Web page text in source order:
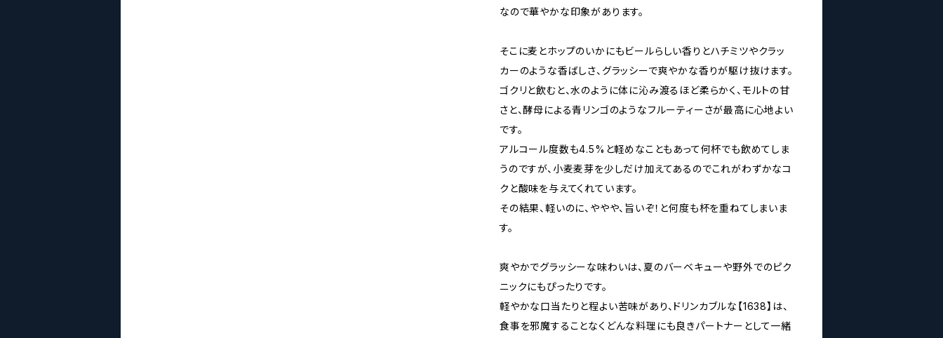
なので華やかな印象があります。
そこに麦とホップのいかにもビールらしい香りとハチミツやクラッ
カーのような香ばしさ、グラッシーで爽やかな香りが駆け抜けます。
ゴクリと飲むと、水のように体に沁み渡るほど柔らかく、モルトの甘
さと、酵母による青リンゴのようなフルーティーさが最高に心地よい
です。
アルコール度数も4.5%と軽めなこともあって何杯でも飲めてしま
うのですが、小麦麦芽を少しだけ加えてあるのでこれがわずかなコ
クと酸味を与えてくれています。
その結果、軽いのに、ややや、旨いぞ！と何度も杯を重ねてしまいま
す。
爽やかでグラッシーな味わいは、夏のバーベキューや野外でのピク
ニックにもぴったりです。
軽やかな口当たりと程よい苦味があり、ドリンカブルな【1638】は、
食事を邪魔することなくどんな料理にも良きパートナーとして一緒